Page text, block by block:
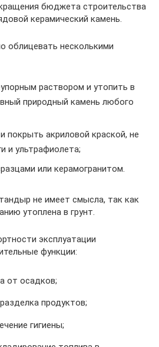
бюджета строительства
керамический камень.
облицевать несколькими
раствором и утопить в
природный камень любого
покрыть акриловой краской, не
и ультрафиолета;
или керамогранитом.
не имеет смысла, так как
утоплена в грунт.
эксплуатации
функции:
от осадков;
продуктов;
гигиены;